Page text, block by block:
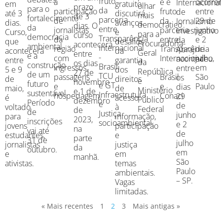
em
até 3
dias.
Curso,
que
acontecerá
entre
5 e 9
de
maio,
é
voltado
para
jovens
estudantes,
jornalistas
e
ativistas.
para o
fortalecimento
da
democracia
ambiental
e a
construção
de um
futuro
sustentável.
Período
de
inscrições
vai até
31 de
outubro.
participação
de
jornalistas
da
região
com
ingressos,
passagens
e
hospedagem.
prazo
de 3
dias. O
curso
acontecerá
entre
os dias
27 de
novembro
e 1 de
dezembro
de
2023,
na
parte
da
manhã.
da
parceria
entre
Transparência
Internacional
-
Brasil,
TCU
e GT
Infraestrutura
e
Justiça
socioambiental.
gratuito
discutirá
avanços
e
desafios
da
garantia
dos
direitos
de
acesso
à
informação,
participação
e
justiça
em
temas
ambientais.
Vagas
limitadas.
olhar
mais
democrático
para a
Procuradoria-
Geral
da
República
e
Ministério
Público
Federal
fruto
da
parceria
entre
Transparência
Internacional
-
Brasil
e
Conaci
de
Jornalismo
Investigativo
da
Abraji
aconteceu
entre
os
dias
29
de
junho
e 2
de
julho
em
São
Paulo
– SP.
entre
29 de
junho
e 2
de
julho,
em
São
Paulo
« Mais recentes 1 2 3 Mais antigas »